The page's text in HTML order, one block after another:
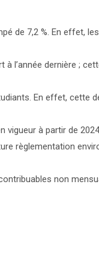
de 7,2 %. En effet,
à l’année dernière ;
En effet, cette
vigueur à partir de
règlementation
non